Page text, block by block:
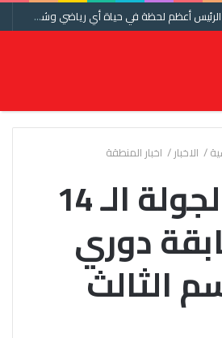
محمد حشيش : مقابلة الرئيس أعظم لحظة في حياة أي رياضي وشكرا اتحاد الكرة ومنتخب مصر
/ الاخبار/ اخبار المنطقة
نتائج الجولة الـ 14
دوري
الثالث